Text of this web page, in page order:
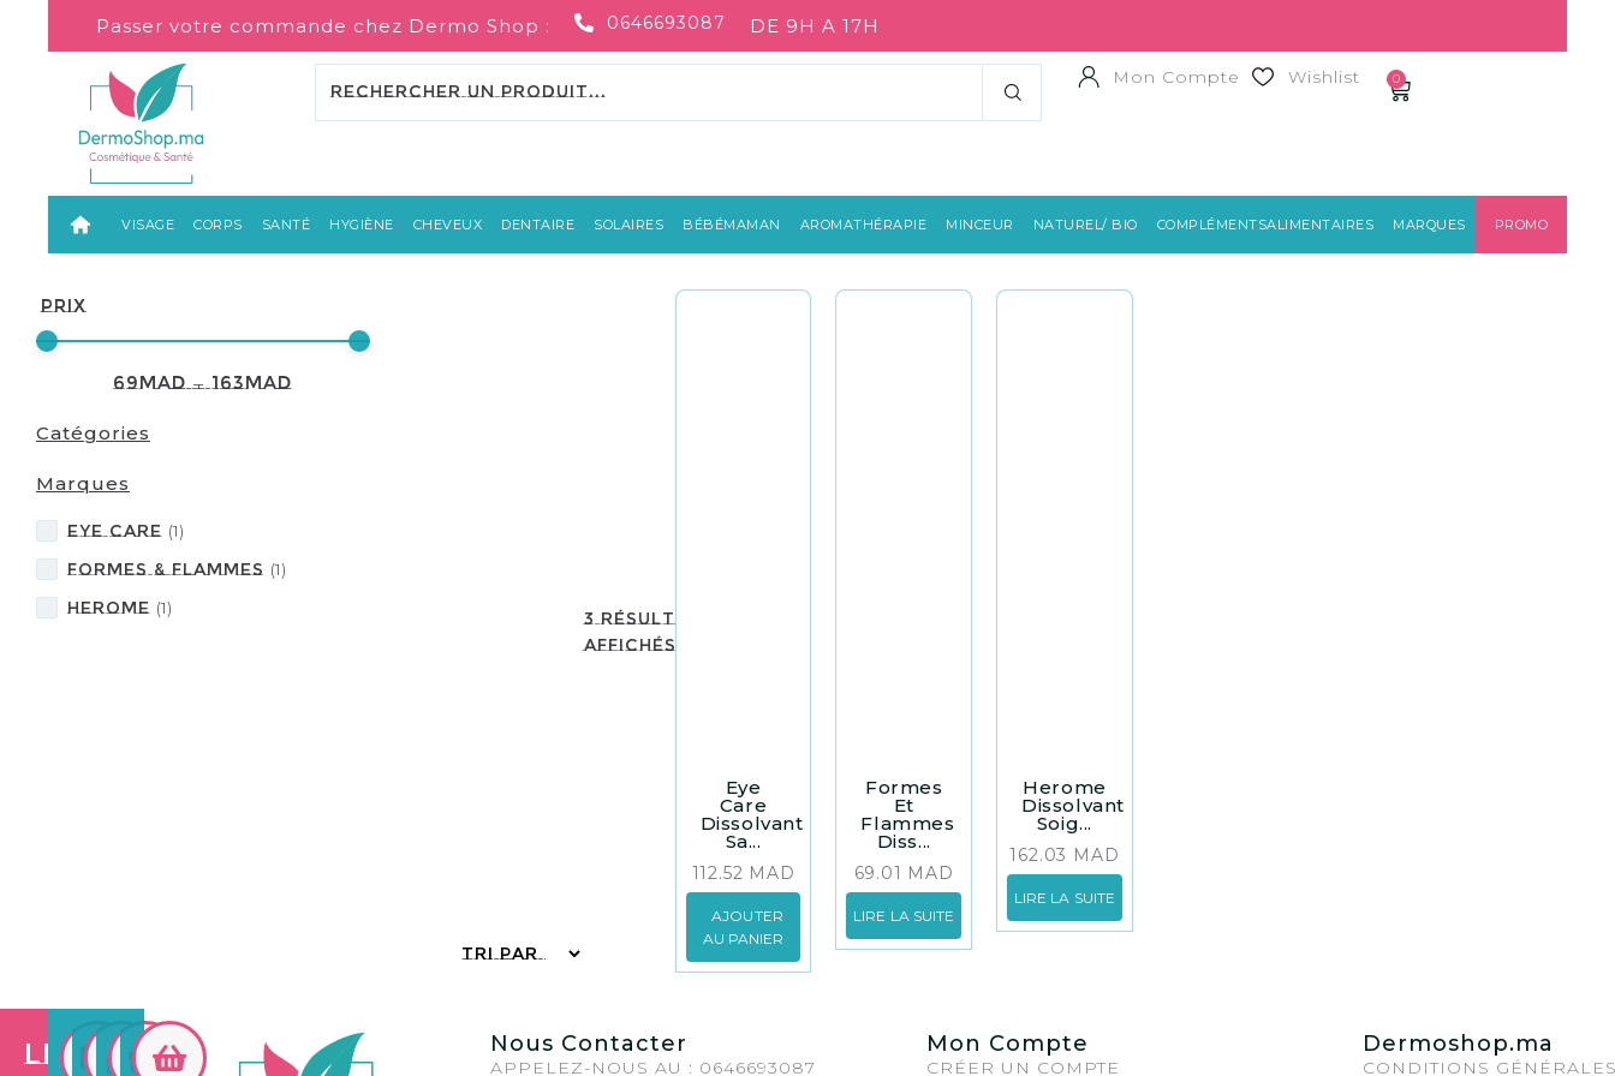
Passer votre commande chez Dermo Shop : 0646693087 DE 9H A 17H
Mon Compte Wishlist 0
VISAGE CORPS SANTÉ HYGIÈNE CHEVEUX DENTAIRE SOLAIRES BÉBÉMAMAN AROMATHÉRAPIE MINCEUR NATUREL/ BIO COMPLÉMENTSALIMENTAIRES MARQUES PROMO
Prix
69MAD—163MAD
Catégories
Marques
EYE CARE (1)
FORMES & FLAMMES (1)
HEROME (1)
3 résultats
affichés
Eye
Care
Dissolvant
Sa...
112.52 MAD
AJOUTER
AU PANIER
Formes
Et
Flammes
Diss...
69.01 MAD
LIRE LA SUITE
Herome
Dissolvant
Soig...
162.03 MAD
LIRE LA SUITE
Les Nous Contacter
APPELEZ-NOUS AU : 0646693087
Mon Compte
CRÉER UN COMPTE
Dermoshop.ma
CONDITIONS